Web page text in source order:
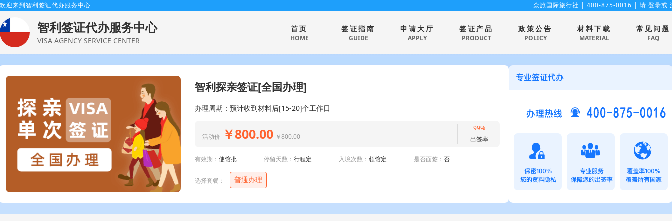
欢迎来到智利签证代办服务中心 众旅国际旅行社 | 400-875-0016 | 请 登录或
智利签证代办服务中心
VISA AGENCY SERVICE CENTER
首页
HOME
签证指南
GUIDE
申请大厅
APPLY
签证产品
PRODUCT
政策公告
POLICY
材料下载
MATERIAL
常见问题
FAQ
智利探亲签证[全国办理]
办理周期：预计收到材料后[15-20]个工作日
活动价 ￥800.00 ￥800.00
99%
出签率
有效期： 使馆批 停留天数： 行程定 入境次数： 领馆定 是否面签： 否
选择套餐： 普通办理